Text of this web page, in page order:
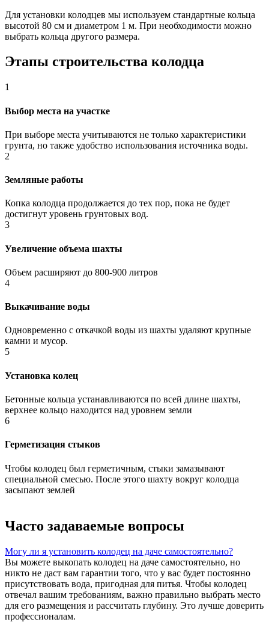
Для установки колодцев мы используем стандартные кольца
высотой 80 см и диаметром 1 м. При необходимости можно
выбрать кольца другого размера.
Этапы строительства колодца
1
Выбор места на участке
При выборе места учитываются не только характеристики
грунта, но также удобство использования источника воды.
2
Земляные работы
Копка колодца продолжается до тех пор, пока не будет
достигнут уровень грунтовых вод.
3
Увеличение объема шахты
Объем расширяют до 800-900 литров
4
Выкачивание воды
Одновременно с откачкой воды из шахты удаляют крупные
камни и мусор.
5
Установка колец
Бетонные кольца устанавливаются по всей длине шахты,
верхнее кольцо находится над уровнем земли
6
Герметизация стыков
Чтобы колодец был герметичным, стыки замазывают
специальной смесью. После этого шахту вокруг колодца
засыпают землей
Часто задаваемые вопросы
Могу ли я установить колодец на даче самостоятельно?
Вы можете выкопать колодец на даче самостоятельно, но
никто не даст вам гарантии того, что у вас будет постоянно
присутствовать вода, пригодная для питья. Чтобы колодец
отвечал вашим требованиям, важно правильно выбрать место
для его размещения и рассчитать глубину. Это лучше доверить
профессионалам.